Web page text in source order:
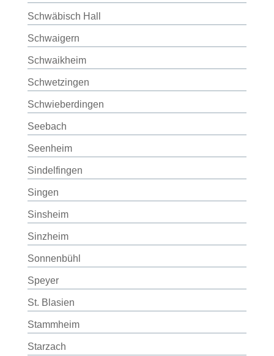
Schwäbisch Hall
Schwaigern
Schwaikheim
Schwetzingen
Schwieberdingen
Seebach
Seenheim
Sindelfingen
Singen
Sinsheim
Sinzheim
Sonnenbühl
Speyer
St. Blasien
Stammheim
Starzach